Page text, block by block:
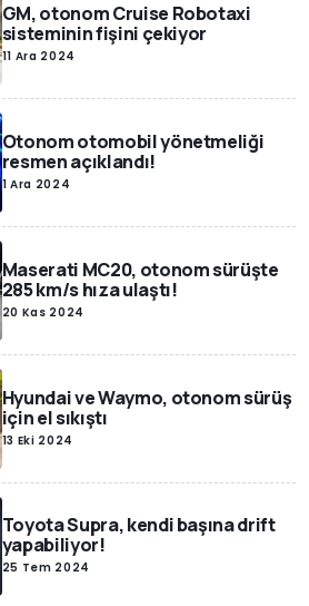
GM, otonom Cruise Robotaxi
sisteminin fişini çekiyor
11 Ara 2024
Otonom otomobil yönetmeliği
resmen açıklandı!
1 Ara 2024
Maserati MC20, otonom sürüşte
285 km/s hıza ulaştı!
20 Kas 2024
Hyundai ve Waymo, otonom sürüş
için el sıkıştı
13 Eki 2024
Toyota Supra, kendi başına drift
yapabiliyor!
25 Tem 2024